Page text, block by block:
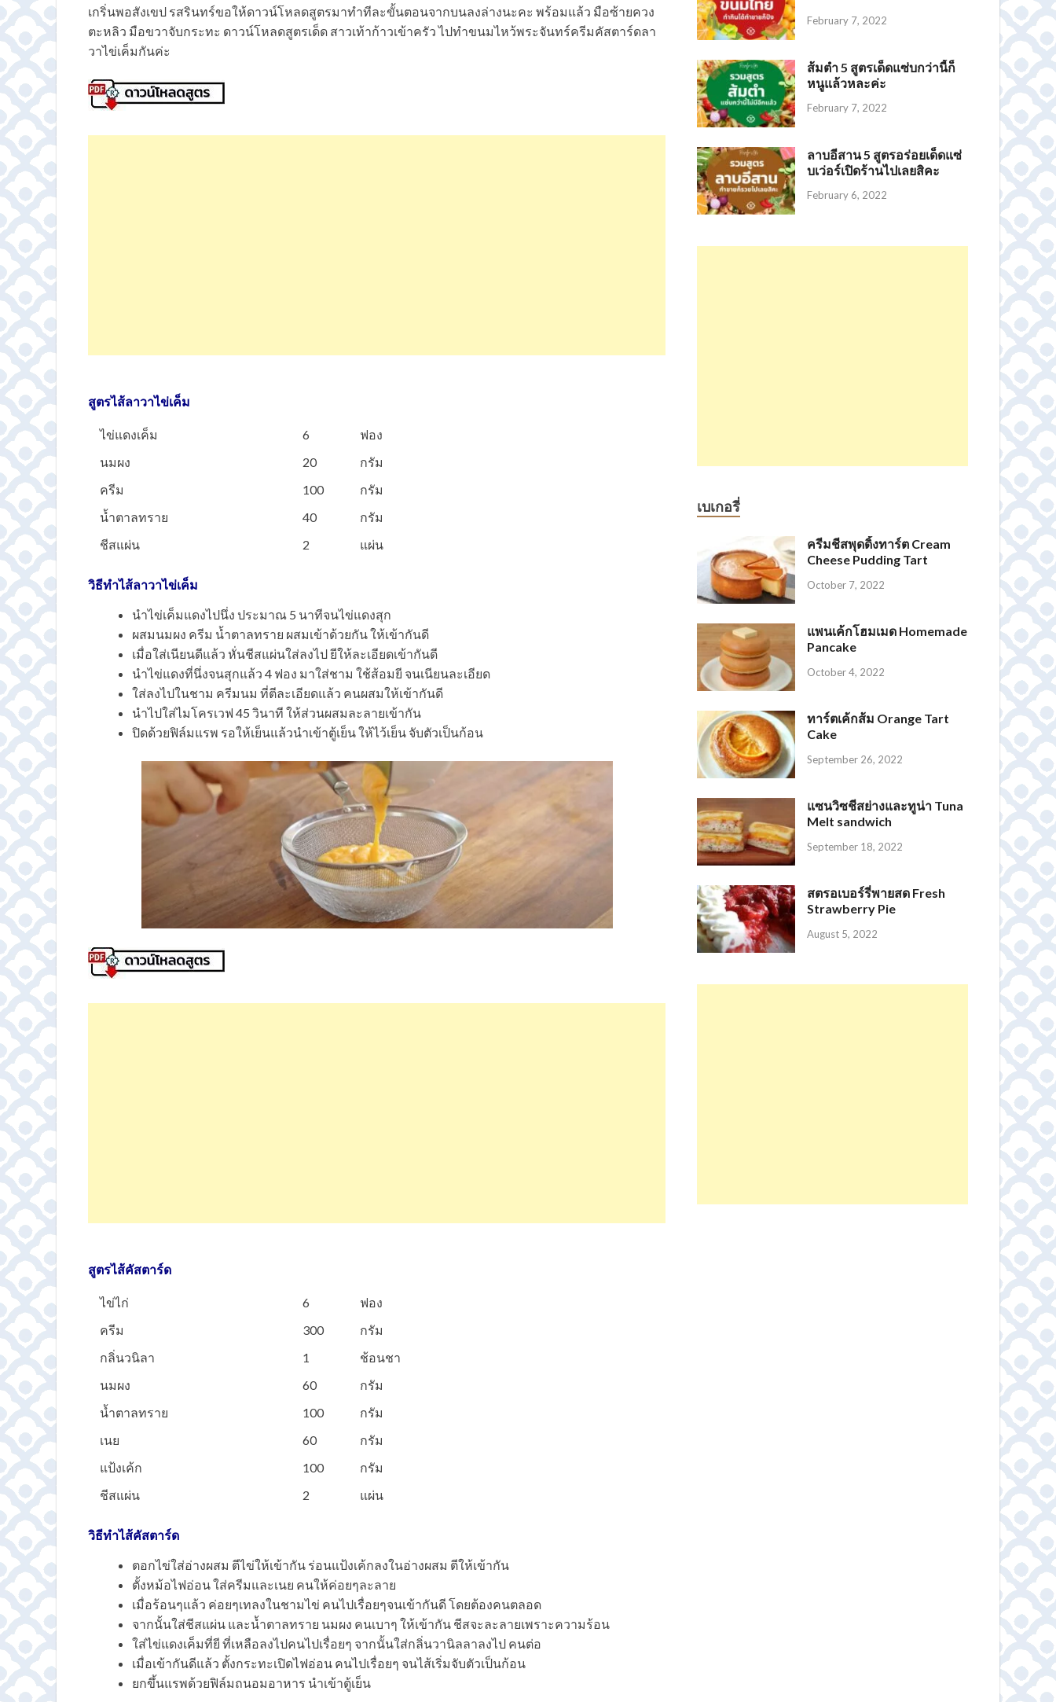
เกริ่นพอสังเขป รสรินทร์ขอให้ดาวน์โหลดสูตรมาทำทีละขั้นตอนจากบนลงล่างนะคะ พร้อมแล้ว มือซ้ายควง
ตะหลิว มือขวาจับกระทะ ดาวน์โหลดสูตรเด็ด สาวเท้าก้าวเข้าครัว ไปทำขนมไหว้พระจันทร์ครีมคัสตาร์ดลา
วาไข่เค็มกันค่ะ
สูตรไส้ลาวาไข่เค็ม
ไข่แดงเค็ม 6
ฟอง
นมผง
20
กรัม
ครีม
100
กรัม
น้ำตาลทราย
40
กรัม
ชีสแผ่น
2 แผ่น
วิธีทำไส้ลาวาไข่เค็ม
นำไข่เค็มแดงไปนึ่ง ประมาณ 5 นาทีจนไข่แดงสุก
ผสมนมผง ครีม น้ำตาลทราย ผสมเข้าด้วยกัน ให้เข้ากันดี
เมื่อใส่เนียนดีแล้ว หั่นชีสแผ่นใส่ลงไป ยีให้ละเอียดเข้ากันดี
นำไข่แดงที่นึ่งจนสุกแล้ว 4 ฟอง มาใส่ชาม ใช้ส้อมยี จนเนียนละเอียด
ใส่ลงไปในชาม ครีมนม ที่ตีละเอียดแล้ว คนผสมให้เข้ากันดี
นำไปใส่ไมโครเวฟ 45 วินาที ให้ส่วนผสมละลายเข้ากัน
ปิดด้วยฟิล์มแรพ รอให้เย็นแล้วนำเข้าตู้เย็น ให้ไว้เย็น จับตัวเป็นก้อน
สูตรไส้คัสตาร์ด
ไข่ไก่ 6
ฟอง
ครีม
300
กรัม
กลิ่นวนิลา
1
ช้อนชา
นมผง
60
กรัม
น้ำตาลทราย
100
กรัม
เนย
60
กรัม
แป้งเค้ก
100
กรัม
ชีสแผ่น
2 แผ่น
วิธีทำไส้คัสตาร์ด
ตอกไข่ใส่อ่างผสม ตีไข่ให้เข้ากัน ร่อนแป้งเค้กลงในอ่างผสม ตีให้เข้ากัน
ตั้งหม้อไฟอ่อน ใส่ครีมและเนย คนให้ค่อยๆละลาย
เมื่อร้อนๆแล้ว ค่อยๆเทลงในชามไข่ คนไปเรื่อยๆจนเข้ากันดี โดยต้องคนตลอด
จากนั้นใส่ชีสแผ่น และน้ำตาลทราย นมผง คนเบาๆ ให้เข้ากัน ชีสจะละลายเพราะความร้อน
ใส่ไข่แดงเค็มที่ยี ที่เหลือลงไปคนไปเรื่อยๆ จากนั้นใส่กลิ่นวานิลลาลงไป คนต่อ
เมื่อเข้ากันดีแล้ว ตั้งกระทะเปิดไฟอ่อน คนไปเรื่อยๆ จนไส้เริ่มจับตัวเป็นก้อน
ยกขึ้นแรพด้วยฟิล์มถนอมอาหาร นำเข้าตู้เย็น
February 7, 2022
ส้มตำ 5 สูตรเด็ดแซ่บกว่านี้ก็
หนูแล้วหละค่ะ
February 7, 2022
ลาบอีสาน 5 สูตรอร่อยเด็ดแซ่
บเว่อร์เปิดร้านไปเลยสิคะ
February 6, 2022
เบเกอรี่
ครีมชีสพุดดิ้งทาร์ต Cream
Cheese Pudding Tart
October 7, 2022
แพนเค้กโฮมเมด Homemade
Pancake
October 4, 2022
ทาร์ตเค้กส้ม Orange Tart
Cake
September 26, 2022
แซนวิซชีสย่างและทูน่า Tuna
Melt sandwich
September 18, 2022
สตรอเบอร์รี่พายสด Fresh
Strawberry Pie
August 5, 2022